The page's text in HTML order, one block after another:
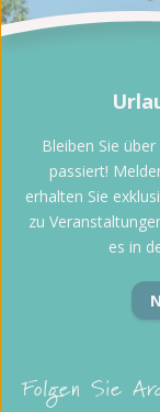
Folgen Sie
Bleiben Sie
passiert!
erhalten Sie
zu
es in